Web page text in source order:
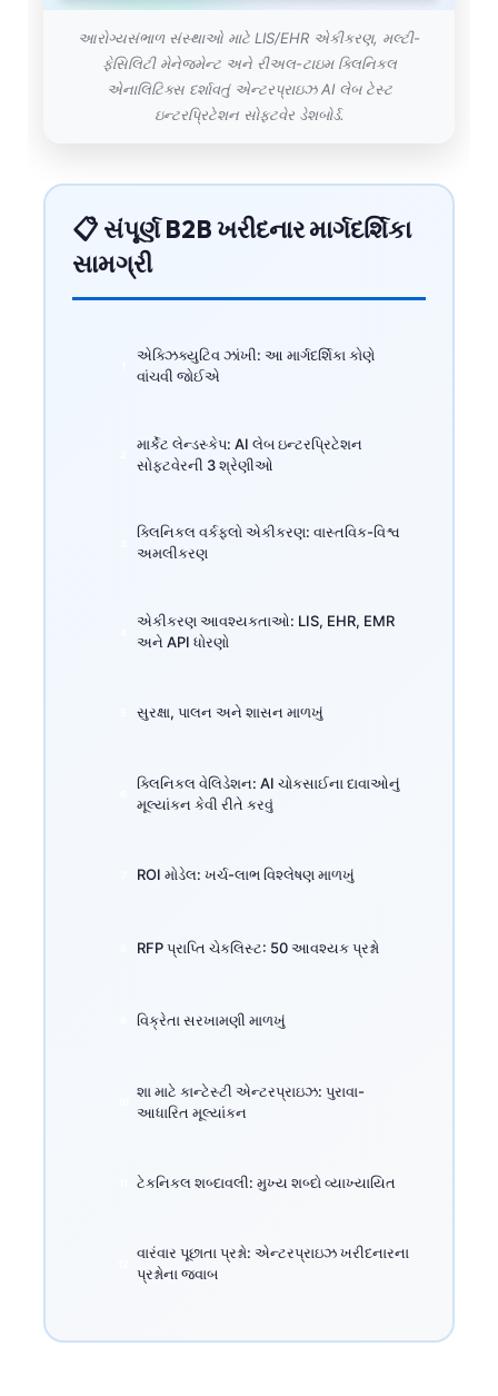
આરોગ્યસંભાળ સંસ્થાઓ માટે LIS/EHR એકીકરણ, મલ્ટી-
ફેસિલિટી મેનેજમેન્ટ અને રીઅલ-ટાઇમ ક્લિનિકલ
એનાલિટિક્સ દર્શાવતું એન્ટરપ્રાઇઝ AI લેબ ટેસ્ટ
ઇન્ટરપ્રિટેશન સોફ્ટવેર ડેશબોર્ડ.
📋 સંપૂર્ણ B2B ખરીદનાર માર્ગદર્શિકા
સામગ્રી
એક્ઝિક્યુટિવ ઝાંખી: આ માર્ગદર્શિકા કોણે
વાંચવી જોઈએ
માર્કેટ લેન્ડસ્કેપ: AI લેબ ઇન્ટરપ્રિટેશન
સોફ્ટવેરની 3 શ્રેણીઓ
ક્લિનિકલ વર્કફ્લો એકીકરણ: વાસ્તવિક-વિશ્વ
અમલીકરણ
એકીકરણ આવશ્યકતાઓ: LIS, EHR, EMR
અને API ધોરણો
સુરક્ષા, પાલન અને શાસન માળખું
ક્લિનિકલ વેલિડેશન: AI ચોકસાઈના દાવાઓનું
મૂલ્યાંકન કેવી રીતે કરવું
ROI મોડેલ: ખર્ચ-લાભ વિશ્લેષણ માળખું
RFP પ્રાપ્તિ ચેકલિસ્ટ: 50 આવશ્યક પ્રશ્નો
વિક્રેતા સરખામણી માળખું
શા માટે કાન્ટેસ્ટી એન્ટરપ્રાઇઝ: પુરાવા-
આધારિત મૂલ્યાંકન
ટેકનિકલ શબ્દાવલી: મુખ્ય શબ્દો વ્યાખ્યાયિત
વારંવાર પૂછાતા પ્રશ્નો: એન્ટરપ્રાઇઝ ખરીદનારના
પ્રશ્નોના જવાબ